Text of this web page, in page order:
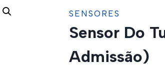
SENSORES
Sensor Do
Admissão)